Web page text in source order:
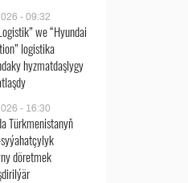
- 09:32
we “Hyundai
logistika
hyzmatdaşlygy
- 16:30
Türkmenistanyň
döretmek